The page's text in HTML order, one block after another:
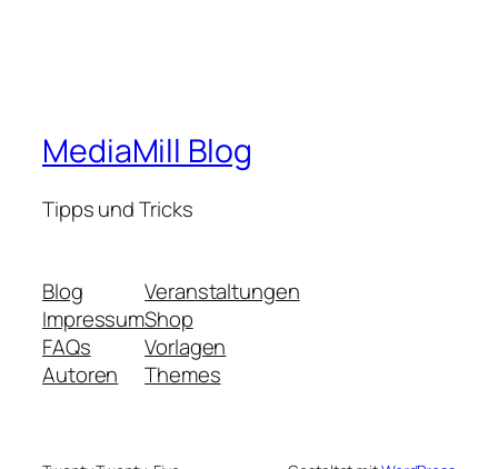
MediaMill Blog
Tipps und Tricks
Blog
Impressum
FAQs
Autoren
Veranstaltungen
Shop
Vorlagen
Themes